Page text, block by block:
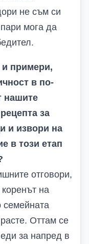
не съм си
мога да
и примери,
в по-
нашите
за
и извори на
в този етап
отговори,
на
семейната
Оттам се
за напред в